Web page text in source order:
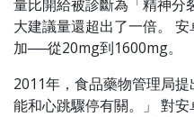
量比開給被診斷為「精神分
大建議量還超出了一倍。
加──從20mg到1600mg。
2011年，食品藥物管理局
能和心跳驟停有關。」 對